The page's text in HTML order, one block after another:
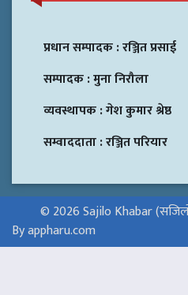
प्रधान सम्पादक :रञ्जित प्रसाई
सम्पादक :मुना निरौला
व्यवस्थापक :गेश कुमार श्रेष्ठ
सम्वाददाता :रञ्जित परियार
© 2026 Sajilo Khabar (सजिलो
By appharu.com